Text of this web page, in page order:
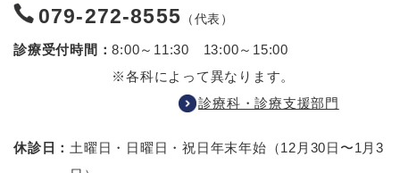
079-272-8555 （代表）
診療受付時間：8:00～11:30 13:00～15:00
※各科によって異なります。
診療科・診療支援部門
休診日： 土曜日・日曜日・祝日年末年始（12月30日〜1月3